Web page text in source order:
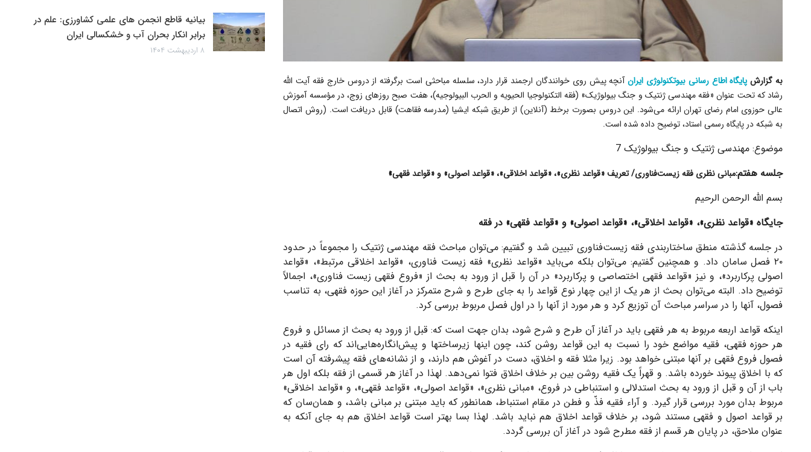
به گزارش پایگاه اطاع رسانی بیوتکنولوژی ایرانآنچه پیش روی خوانندگان ارجمند قرار دارد، سلسله مباحثی است برگرفته از دروس خارج فقه آیت الله
رشاد که تحت عنوان «فقه مهندسی ژنتیک و جنگ بیولوژیک» (فقه التکنولوجیا الحیویه و الحرب البیولوجیه)، هفت صبح روزهای زوج، در مؤسسه آموزش
عالی حوزوی امام رضای تهران ارائه می‌شود. این دروس بصورت برخط (آنلاین) از طریق شبکه ایشیا (مدرسه فقاهت) قابل دریافت است. (روش اتصال
به شبکه در پایگاه رسمی استاد، توضیح داده شده است.
موضوع: مهندسی ژنتیک و جنگ بیولوژیک 7
جلسه هفتم:مبانی نظری فقه زیست‌فناوری/ تعریف «قواعد نظری»، «قواعد اخلاقی»، «قواعد اصولی» و «قواعد فقهی»
بسم الله الرحمن الرحیم
جایگاه «قواعد نظری»، «قواعد اخلاقی»، «قواعد اصولی» و «قواعد فقهی» در فقه
در جلسه گذشته منطق ساختاربندی فقه زیست‌فناوری تبیین شد و گفتیم: می‌توان مباحث فقه مهندسی ژنتیک را مجموعاً در حدود
۲۰ فصل سامان داد. و همچنین گفتیم: می‌توان بلکه می‌باید «قواعد نظری» فقه زیست فناوری، «قواعد اخلاقی مرتبط»، «قواعد
اصولی پرکاربرد»، و نیز «قواعد فقهی اختصاصی و پرکاربرد» در آن را قبل از ورود به بحث از «فروع فقهی زیست فناوری»، اجمالاً
توضیح داد. البته می‌توان بحث از هر یک از این چهار نوع قواعد را به جای طرح و شرح متمرکز در آغاز این حوزه فقهی، به تناسب
فصول، آنها را در سراسر مباحث آن توزیع کرد و هر مورد از آنها را در اول فصل مربوط بررسی کرد.
اینکه قواعد اربعه مربوط به هر فقهی باید در آغاز آن طرح و شرح شود، بدان جهت است که: قبل از ورود به بحث از مسائل و فروع
هر حوزه فقهی، فقیه مواضع خود را نسبت به این قواعد روشن کند، چون اینها زیرساختها و پیش‌انگاره‌هایی‌اند که رای فقیه در
فصول فروع فقهی بر آنها مبتنی خواهد بود. زیرا مثلا فقه و اخلاق، دست در آغوش هم دارند، و از نشانه‌های فقه پیشرفته آن است
که با اخلاق پیوند خورده باشد. و قهراً یک فقیه روشن بین بر خلاف اخلاق فتوا نمی‌دهد. لهذا در آغاز هر قسمی ‌از فقه بلکه اول هر
باب از آن و قبل از ورود به بحث استدلالی و استنباطی در فروع، «مبانی نظری»، «قواعد اصولی»، «قواعد فقهی»، و «قواعد اخلاقی»
مربوط بدان مورد بررسی قرار گیرد. و آراء فقیه فذّ و فطن در مقام استنباط، همانطور که باید مبتنی بر مبانی باشد، و همان‌سان که
بر قواعد اصول و فقهی مستند شود، بر خلاف قواعد اخلاق هم نباید باشد. لهذا بسا بهتر است قواعد اخلاق هم به جای آنکه به
عنوان ملاحق، در پایان هر قسم از فقه مطرح شود در آغاز آن بررسی گردد.
بیانیه قاطع انجمن های علمی کشاورزی: علم در
برابر انکار بحران آب و خشکسالی ایران
۸ اردیبهشت ۱۴۰۴